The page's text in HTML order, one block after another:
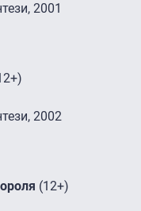
2001
2002
(12+)